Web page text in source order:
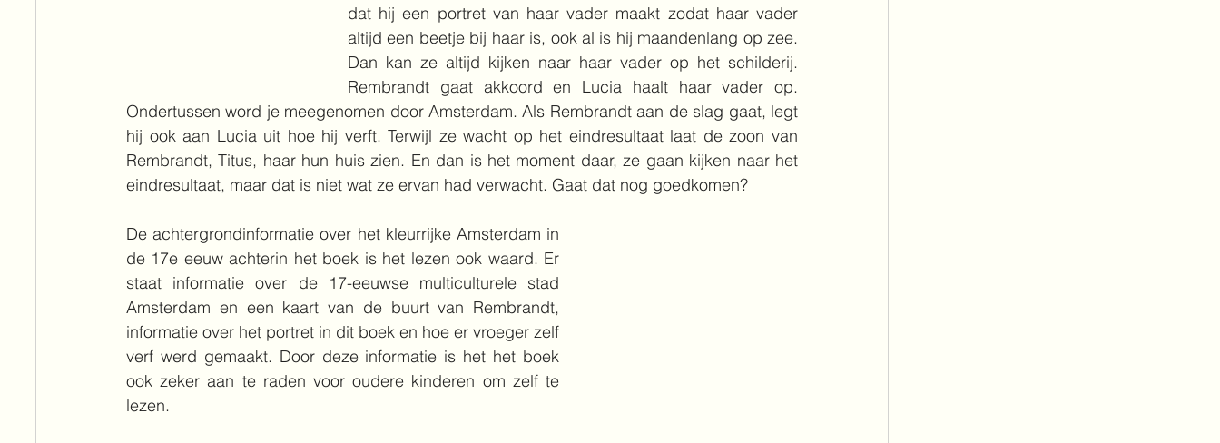
dat hij een portret van haar vader maakt zodat haar vader
altijd een beetje bij haar is, ook al is hij maandenlang op zee.
Dan kan ze altijd kijken naar haar vader op het schilderij.
Rembrandt gaat akkoord en Lucia haalt haar vader op.
Ondertussen word je meegenomen door Amsterdam. Als Rembrandt aan de slag gaat, legt
hij ook aan Lucia uit hoe hij verft. Terwijl ze wacht op het eindresultaat laat de zoon van
Rembrandt, Titus, haar hun huis zien. En dan is het moment daar, ze gaan kijken naar het
eindresultaat, maar dat is niet wat ze ervan had verwacht. Gaat dat nog goedkomen?
De achtergrondinformatie over het kleurrijke Amsterdam in
de 17e eeuw achterin het boek is het lezen ook waard. Er
staat informatie over de 17-eeuwse multiculturele stad
Amsterdam en een kaart van de buurt van Rembrandt,
informatie over het portret in dit boek en hoe er vroeger zelf
verf werd gemaakt. Door deze informatie is het het boek
ook zeker aan te raden voor oudere kinderen om zelf te
lezen.